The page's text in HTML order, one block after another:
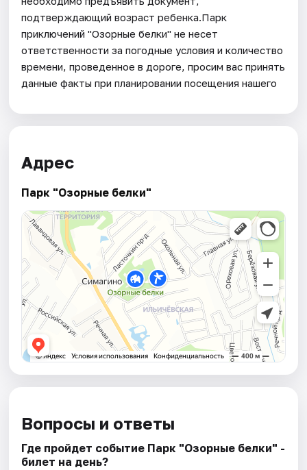
подтверждающий возраст ребенка.Парк
приключений "Озорные белки" не несет
ответственности за погодные условия и количество
времени, проведенное в дороге, просим вас принять
данные факты при планировании посещения нашего
Адрес
Парк "Озорные белки"
Вопросы и ответы
Где пройдет событие Парк "Озорные белки" -
билет на день?